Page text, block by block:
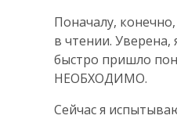
Поначалу,
в чтении. Уверена,
быстро пришло
НЕОБХОДИМО.
Сейчас я